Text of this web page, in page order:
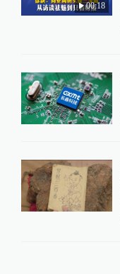
00:18